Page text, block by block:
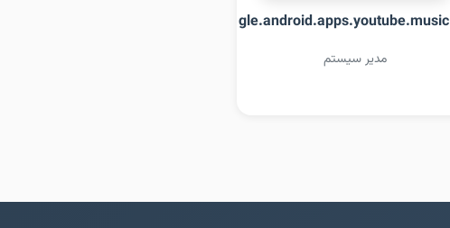
com.google.android.apps.youtube.music
مدیر سیستم